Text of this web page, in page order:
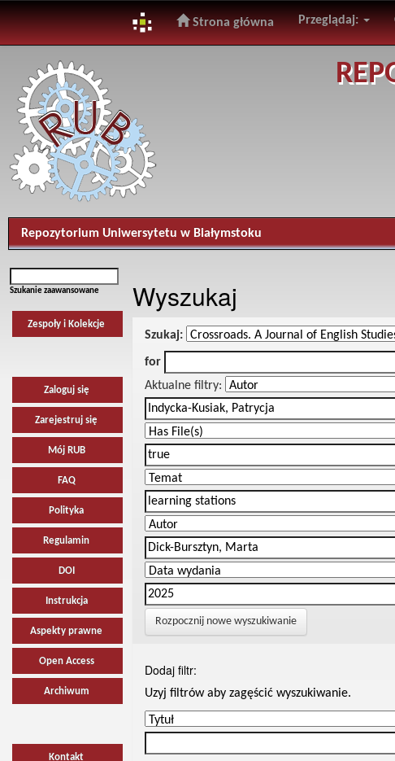
navigation
Strona główna Przeglądaj:
Repozytorium Uniwersytetu w Białymstoku
Szukanie zaawansowane
Zespoły i Kolekcje
Zaloguj się
Zarejestruj się
Mój RUB
FAQ
Polityka
Regulamin
DOI
Instrukcja
Aspekty prawne
Open Access
Archiwum
Kontakt
Wyszukaj
Szukaj:
for
Aktualne filtry:
Rozpocznij nowe wyszukiwanie
Dodaj filtr:
Uzyj filtrów aby zagęścić wyszukiwanie.